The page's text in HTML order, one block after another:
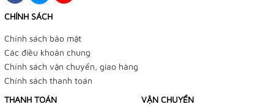
CHÍNH SÁCH
Chính sách bảo mật
Các điều khoản chung
Chính sách vận chuyển, giao hàng
Chính sách thanh toán
THANH TOÁN
VẬN CHUYỂN